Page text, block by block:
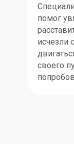
помог
исчезли
своего